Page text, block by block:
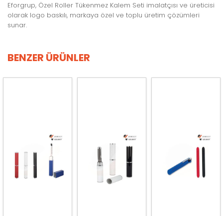
Eforgrup, Özel Roller Tükenmez Kalem Seti imalatçısı ve üreticisi
olarak logo baskılı, markaya özel ve toplu üretim çözümleri
sunar.
BENZER ÜRÜNLER